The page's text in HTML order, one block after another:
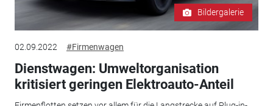
Bildergalerie
02.09.2022 #Firmenwagen
Dienstwagen: Umweltorganisation
kritisiert geringen Elektroauto-Anteil